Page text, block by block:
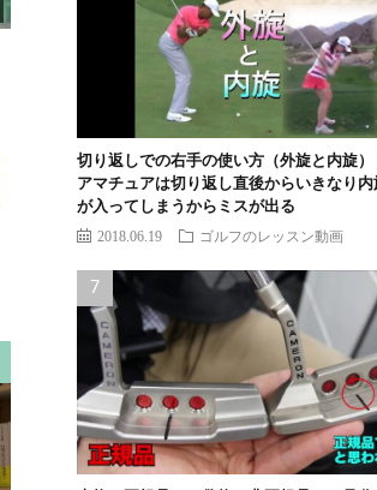
切り返しでの右手の使い方（外旋と内旋）
アマチュアは切り返し直後からいきなり内
が入ってしまうからミスが出る
2018.06.19 ゴルフのレッスン動画